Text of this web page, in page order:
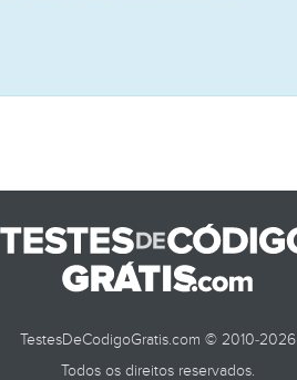
TestesDeCodigoGratis.com © 2010-2026
Todos os direitos reservados.